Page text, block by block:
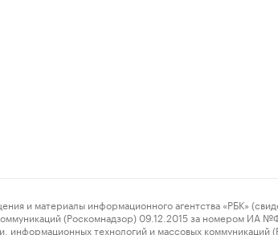
информационного агентства «РБК»
(Роскомнадзор) 09.12.2015 за номером ИА
информационных технологий и массовых